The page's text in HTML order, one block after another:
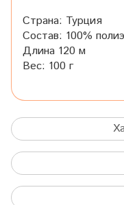
Страна: Турция
Состав: 100%
Длина 120 м
Вес: 100 г